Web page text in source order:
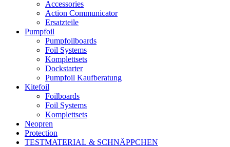
Accessories
Action Communicator
Ersatzteile
Pumpfoil
Pumpfoilboards
Foil Systems
Komplettsets
Dockstarter
Pumpfoil Kaufberatung
Kitefoil
Foilboards
Foil Systems
Komplettsets
Neopren
Protection
TESTMATERIAL & SCHNÄPPCHEN